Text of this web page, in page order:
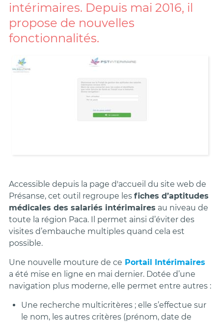
intérimaires. Depuis mai 2016, il
propose de nouvelles
fonctionnalités.
Accessible depuis la page d'accueil du site web de
Présanse, cet outil regroupe les fiches d’aptitudes
médicales des salariés intérimaires au niveau de
toute la région Paca. Il permet ainsi d’éviter des
visites d’embauche multiples quand cela est
possible.
Une nouvelle mouture de ce Portail Intérimaires
a été mise en ligne en mai dernier. Dotée d’une
navigation plus moderne, elle permet entre autres :
Une recherche multicritères ; elle s’effectue sur
le nom, les autres critères (prénom, date de